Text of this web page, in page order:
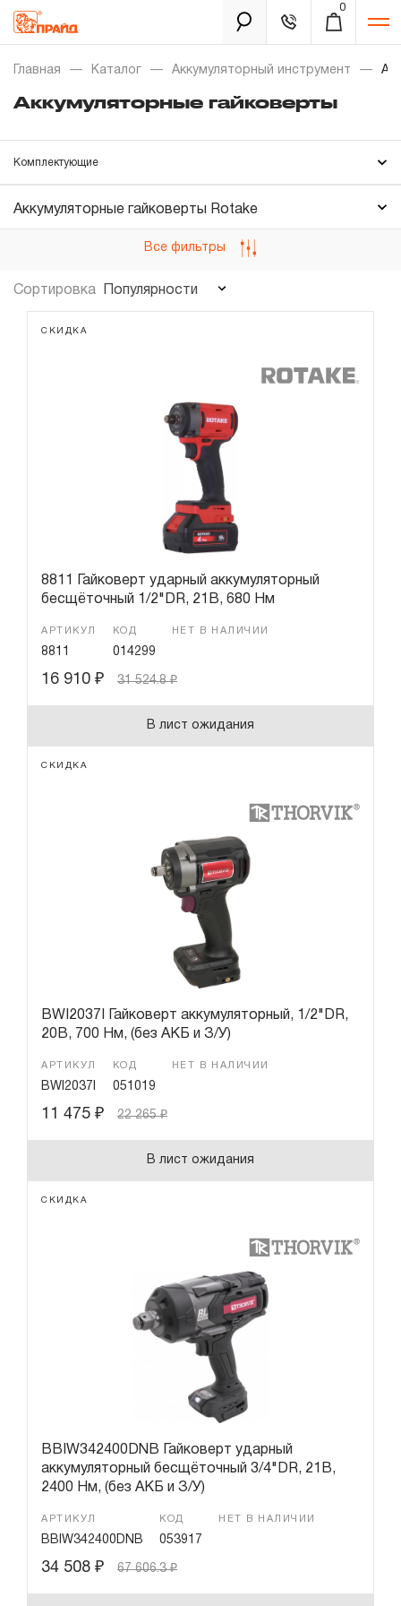
0
Каталог
Новинки
Распродажа
Уцененный товар
О нас
Гарантия и сервис
Главная Каталог Аккумуляторный инструмент
Аккумуляторные гайковерты
Комплектующие
Аккумуляторные гайковерты Rotake
Аккумуляторные гайковерты Thorvik
Все фильтры
Сортировка Популярности
СКИДКА
8811 Гайковерт ударный аккумуляторный
бесщёточный 1/2"DR, 21В, 680 Нм
АРТИКУЛ
8811
КОД
014299
НЕТ В НАЛИЧИИ
16 910 ₽ 31 524.8₽
В лист ожидания
СКИДКА
BWI2037I Гайковерт аккумуляторный, 1/2"DR,
20В, 700 Нм, (без АКБ и З/У)
АРТИКУЛ
BWI2037I
КОД
051019
НЕТ В НАЛИЧИИ
11 475 ₽ 22 265₽
В лист ожидания
СКИДКА
BBIW342400DNB Гайковерт ударный
аккумуляторный бесщёточный 3/4"DR, 21В,
2400 Нм, (без АКБ и З/У)
АРТИКУЛ
BBIW342400DNB
КОД
053917
НЕТ В НАЛИЧИИ
34 508 ₽ 67 606.3₽